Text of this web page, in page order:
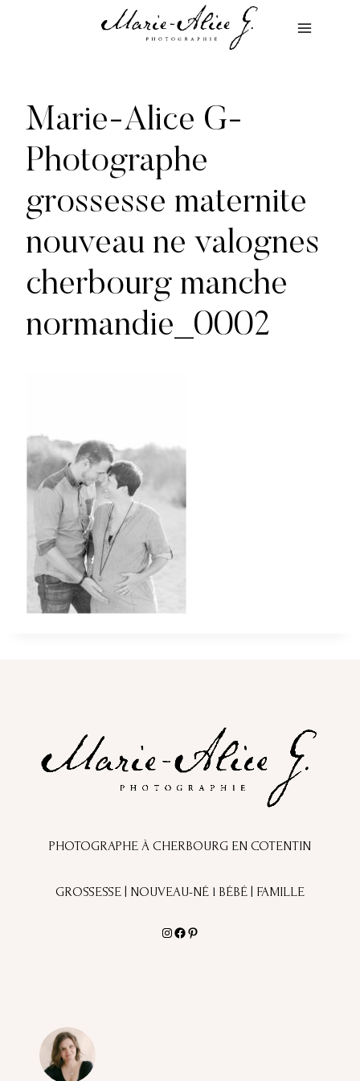
Marie-Alice G-
Photographe
grossesse maternite
nouveau ne valognes
cherbourg manche
normandie_0002
PHOTOGRAPHE À CHERBOURG EN COTENTIN
GROSSESSE | NOUVEAU-NÉ l BÉBÉ | FAMILLE
Instagram
Facebook
Pinterest